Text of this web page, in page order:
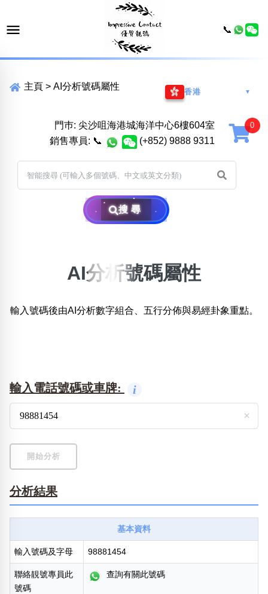
主頁 > AI分析號碼屬性
香港 ▼
門巿: 尖沙咀海港城海洋中心6樓604室
銷售專員: 📞 (+852) 9888 9311
搜尋
位置:
清除全部分類
清除全部分類
熱門分類
888尾
999尾 777尾 9字頭
AI分析號碼屬性
輸入號碼後由AI分析數字組合、五行分佈與易經卦象重點。
輸入電話號碼或車牌: i
×
開始分析
分析結果
基本資料
輸入號碼及字母 98881454
聯絡靚號專員此
號碼
查詢有關此號碼
📞